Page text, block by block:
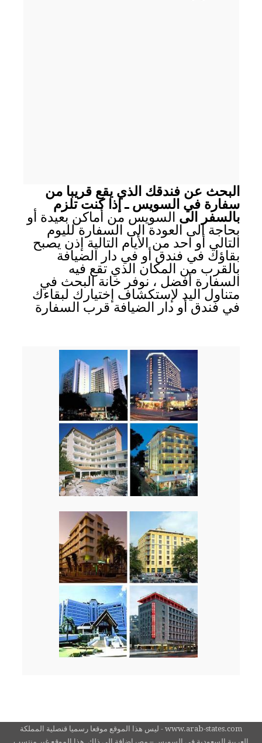
البحث عن فندقك الذي يقع قريبا من
سفارة في السويس ـ إذا كنت تلزم
بالسفر الى السويس من أماكن بعيدة أو
بحاجة الى العودة الى السفارة لليوم
التالي أو احد من الأيام التالية إذن يصبح
بقاؤك في فندق أو في دار الضيافة
بالقرب من المكان الذي تقع فيه
السفارة أفضل ، نوفر خانة البحث في
متناول اليد لإستكشاف إختيارك لبقاءك
في فندق أو دار الضيافة قرب السفارة
www.arab-states.com - ليس هذا الموقع موقعا رسميا قنصلية المملكة